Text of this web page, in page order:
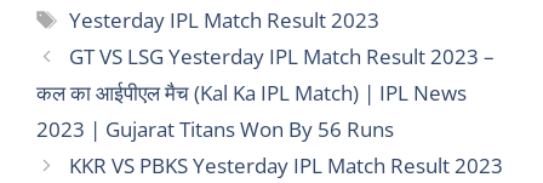
Tags
Yesterday IPL Match Result 2023
GT VS LSG Yesterday IPL Match Result 2023 –
कल का आईपीएल मैच (Kal Ka IPL Match) | IPL News
2023 | Gujarat Titans Won By 56 Runs
KKR VS PBKS Yesterday IPL Match Result 2023